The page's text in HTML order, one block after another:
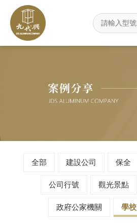
全部 建設公司 保全
公司行號 觀光景點
政府公家機關 學校